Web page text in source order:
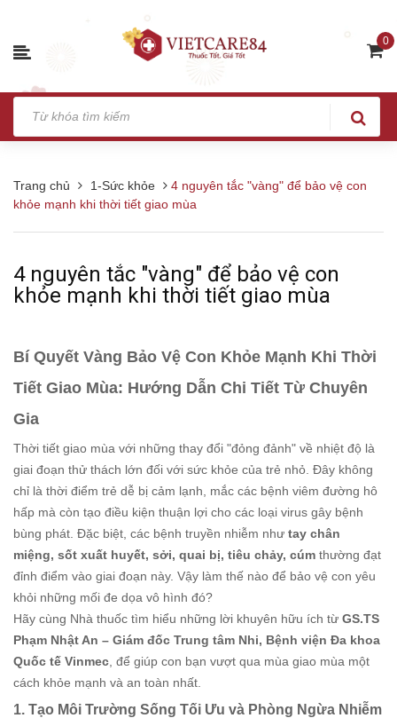
0
Trang chủ 1-Sức khỏe
4 nguyên tắc "vàng" để bảo vệ con
khỏe mạnh khi thời tiết giao mùa
4 nguyên tắc "vàng" để bảo vệ con
khỏe mạnh khi thời tiết giao mùa
Bí Quyết Vàng Bảo Vệ Con Khỏe Mạnh Khi Thời
Tiết Giao Mùa: Hướng Dẫn Chi Tiết Từ Chuyên
Gia
Thời tiết giao mùa với những thay đổi "đỏng đảnh" về nhiệt độ là
giai đoạn thử thách lớn đối với sức khỏe của trẻ nhỏ. Đây không
chỉ là thời điểm trẻ dễ bị cảm lạnh, mắc các bệnh viêm đường hô
hấp mà còn tạo điều kiện thuận lợi cho các loại virus gây bệnh
bùng phát. Đặc biệt, các bệnh truyền nhiễm như tay chân
miệng, sốt xuất huyết, sởi, quai bị, tiêu chảy, cúm thường đạt
đỉnh điểm vào giai đoạn này. Vậy làm thế nào để bảo vệ con yêu
khỏi những mối đe dọa vô hình đó?
Hãy cùng Nhà thuốc tìm hiểu những lời khuyên hữu ích từ GS.TS
Phạm Nhật An – Giám đốc Trung tâm Nhi, Bệnh viện Đa khoa
Quốc tế Vinmec , để giúp con bạn vượt qua mùa giao mùa một
cách khỏe mạnh và an toàn nhất.
1. Tạo Môi Trường Sống Tối Ưu và Phòng Ngừa Nhiễm